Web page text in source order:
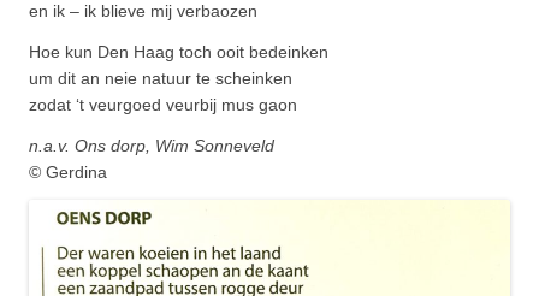
en ik – ik blieve mij verbaozen
Hoe kun Den Haag toch ooit bedeinken
um dit an neie natuur te scheinken
zodat ‘t veurgoed veurbij mus gaon
n.a.v. Ons dorp, Wim Sonneveld
© Gerdina